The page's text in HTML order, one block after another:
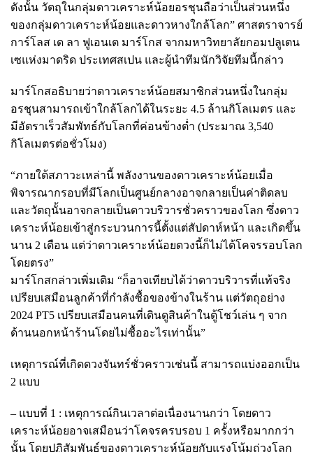
ดังนั้น วัตถุในกลุ่มดาวเคราะห์น้อยอรชุนถือว่าเป็นส่วนหนึ่ง
ของกลุ่มดาวเคราะห์น้อยและดาวหางใกล้โลก” ศาสตราจารย์
การ์โลส เด ลา ฟูเอนเต มาร์โกส จากมหาวิทยาลัยกอมปลูเตน
เซแห่งมาดริด ประเทศสเปน และผู้นำทีมนักวิจัยทีมนี้กล่าว
มาร์โกสอธิบายว่าดาวเคราะห์น้อยสมาชิกส่วนหนึ่งในกลุ่ม
อรชุนสามารถเข้าใกล้โลกได้ในระยะ 4.5 ล้านกิโลเมตร และ
มีอัตราเร็วสัมพัทธ์กับโลกที่ค่อนข้างต่ำ (ประมาณ 3,540
กิโลเมตรต่อชั่วโมง)
“ภายใต้สภาวะเหล่านี้ พลังงานของดาวเคราะห์น้อยเมื่อ
พิจารณากรอบที่มีโลกเป็นศูนย์กลางอาจกลายเป็นค่าติดลบ
และวัตถุนั้นอาจกลายเป็นดาวบริวารชั่วคราวของโลก ซึ่งดาว
เคราะห์น้อยเข้าสู่กระบวนการนี้ตั้งแต่สัปดาห์หน้า และเกิดขึ้น
นาน 2 เดือน แต่ว่าดาวเคราะห์น้อยดวงนี้ก็ไม่ได้โคจรรอบโลก
โดยตรง”
มาร์โกสกล่าวเพิ่มเติม “ก็อาจเทียบได้ว่าดาวบริวารที่แท้จริง
เปรียบเสมือนลูกค้าที่กำลังซื้อของข้างในร้าน แต่วัตถุอย่าง
2024 PT5 เปรียบเสมือนคนที่เดินดูสินค้าในตู้โชว์เล่น ๆ จาก
ด้านนอกหน้าร้านโดยไม่ซื้ออะไรเท่านั้น”
เหตุการณ์ที่เกิดดวงจันทร์ชั่วคราวเช่นนี้ สามารถแบ่งออกเป็น
2 แบบ
– แบบที่ 1 : เหตุการณ์กินเวลาต่อเนื่องนานกว่า โดยดาว
เคราะห์น้อยอาจเสมือนว่าโคจรครบรอบ 1 ครั้งหรือมากกว่า
นั้น โดยปฏิสัมพันธ์ของดาวเคราะห์น้อยกับแรงโน้มถ่วงโลก